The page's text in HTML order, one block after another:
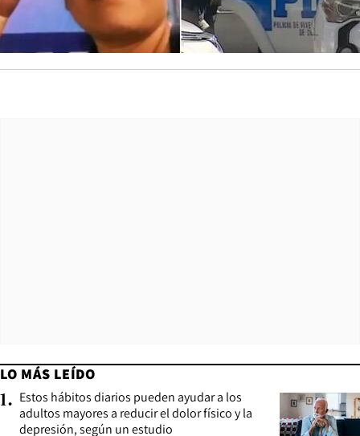
LO MÁS LEÍDO
1. Estos hábitos diarios pueden ayudar a los
adultos mayores a reducir el dolor físico y la
depresión, según un estudio